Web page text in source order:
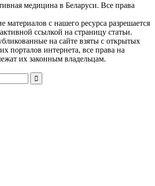
медицина в Беларуси. Все права
материалов с нашего ресурса разрешается
ссылкой на страницу статьи.
на сайте взяты с открытых
порталов интернета, все права на
их законным владельцам.